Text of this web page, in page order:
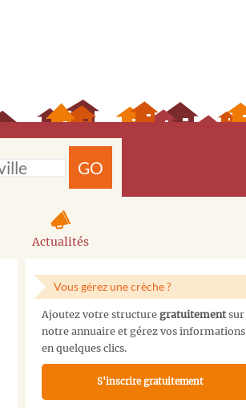
GO
Actualités
Vous gérez une crèche ?
Ajoutez votre structure gratuitementsur
notre annuaire et gérez vos informations
en quelques clics.
S'inscrire gratuitement